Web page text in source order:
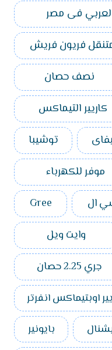
فى مصر
فريون فريش
نصف حصان
كاريير التيماكس
توشيبا
موفر للكهرباء
ال
Gree
وايت ويل
جري 2.25 حصان
اوبتيماكس انفرتر
بايونير